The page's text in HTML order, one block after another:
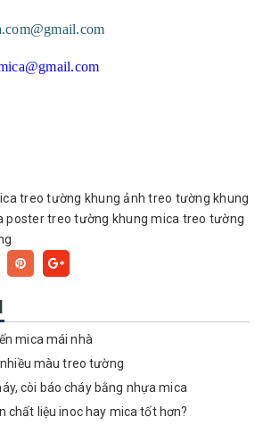
treo tường khung ảnh treo tường khung
poster treo tường khung mica treo tường
mica mái nhà
màu treo tường
còi báo cháy bằng nhựa mica
chất liệu inoc hay mica tốt hơn?